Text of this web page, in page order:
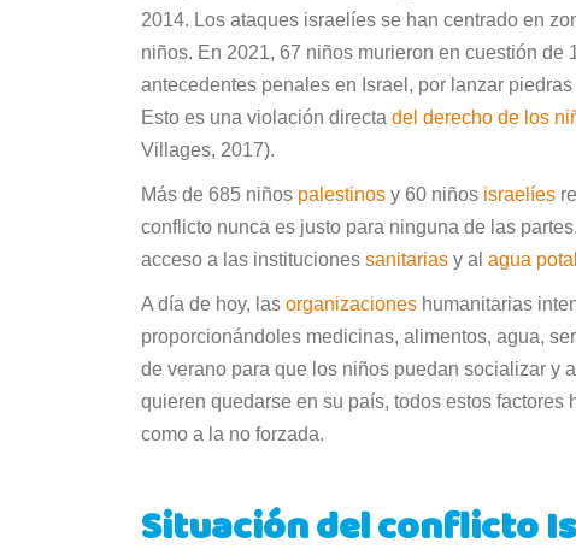
2014. Los ataques israelíes se han centrado en
niños. En 2021, 67 niños murieron en cuestión
antecedentes penales en Israel, por lanzar
Esto es una violación directa del derecho de los
Villages, 2017).
Más de 685 niños palestinos y 60 niños israelíes
conflicto nunca es justo para ninguna de las
acceso a las instituciones sanitarias y al agua
A día de hoy, las organizaciones humanitarias
proporcionándoles medicinas, alimentos, agua,
de verano para que los niños puedan socializar y
quieren quedarse en su país, todos estos
como a la no forzada.
Situación del conflicto